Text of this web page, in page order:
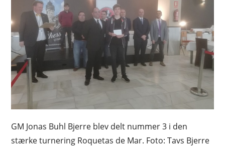
GM Jonas Buhl Bjerre blev delt nummer 3 i den
stærke turnering Roquetas de Mar. Foto: Tavs Bjerre